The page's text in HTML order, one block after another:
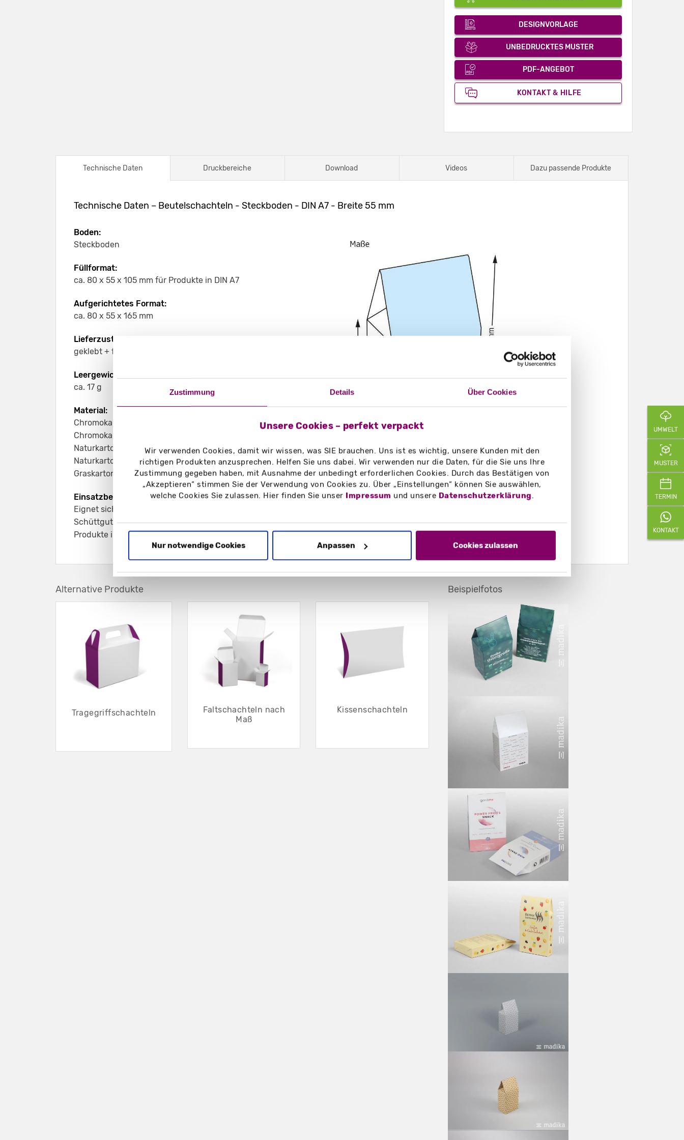
Zustimmung Details Über Cookies
Unsere Cookies – perfekt verpackt
Wir verwenden Cookies, damit wir wissen, was SIE brauchen. Uns ist es wichtig, unsere Kunden mit den
richtigen Produkten anzusprechen. Helfen Sie uns dabei. Wir verwenden nur die Daten, für die Sie uns Ihre
Zustimmung gegeben haben, mit Ausnahme der unbedingt erforderlichen Cookies. Durch das Bestätigen von
„Akzeptieren“ stimmen Sie der Verwendung von Cookies zu. Über „Einstellungen“ können Sie auswählen,
welche Cookies Sie zulassen. Hier finden Sie unser Impressum und unsere Datenschutzerklärung.
Nur notwendige Cookies Anpassen Cookies zulassen
DESIGNVORLAGE
UNBEDRUCKTES MUSTER
PDF-ANGEBOT
KONTAKT & HILFE
Technische Daten Druckbereiche Download Videos Dazu passende Produkte
Technische Daten – Beutelschachteln - Steckboden - DIN A7 - Breite 55 mm
Boden:
Steckboden
Füllformat:
ca. 80 x 55 x 105 mm für Produkte in DIN A7
Aufgerichtetes Format:
ca. 80 x 55 x 165 mm
Lieferzustand:
geklebt + flachliegend
Leergewicht:
ca. 17 g
Material:
Chromokarton GC1 weiß 290 g/m²
Chromokarton GC1 weiß Naturseite 290 g/m²
Naturkarton braun 350 g/m²
Naturkarton schwarz 350 g/m²
Graskarton 350 g/m²
Einsatzbereich:
Eignet sich als elegante Präsentverpackung, als Verpackung für
Schüttgut oder Flow Packs sowie für Give-aways oder andere
Produkte im DIN-A7-Format bis ca. 40 mm
Alternative Produkte
Tragegriffschachteln
Faltschachteln nach
Maß
Kissenschachteln
Beispielfotos
UMWELT
MUSTER
TERMIN
KONTAKT